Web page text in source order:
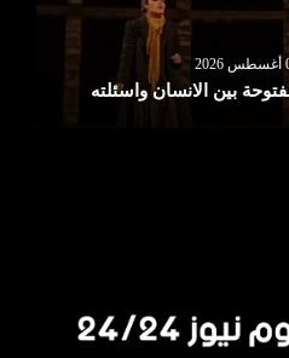
بين الانسان واسئلته